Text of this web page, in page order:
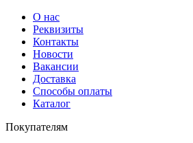
О нас
Реквизиты
Контакты
Новости
Вакансии
Доставка
Способы оплаты
Каталог
Покупателям